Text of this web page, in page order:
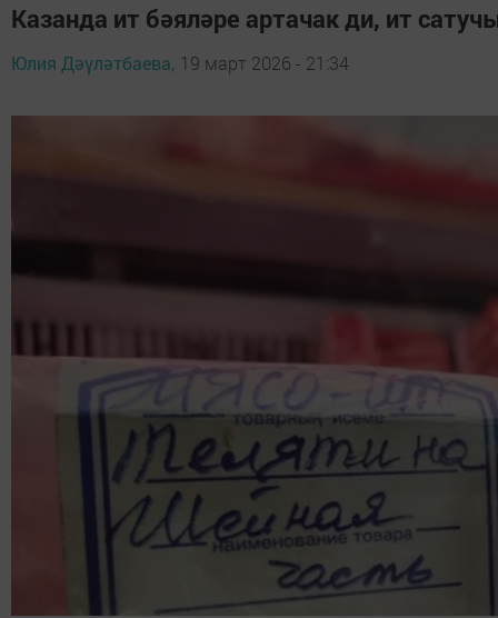
Казанда ит бәяләре артачак ди, ит
Юлия Дәүләтбаева, 19 март 2026 - 21:34